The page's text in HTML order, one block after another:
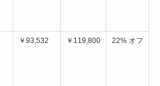
￥93,532 ￥119,800 22% オフ